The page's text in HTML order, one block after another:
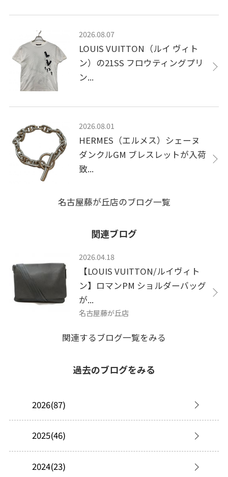
2026.08.07
LOUIS VUITTON（ルイ ヴィト
ン）の21SS フロウティングプリ
ン...
2026.08.01
HERMES（エルメス）シェーヌ
ダンクルGM ブレスレットが入荷
致...
名古屋藤が丘店のブログ一覧
関連ブログ
2026.04.18
【LOUIS VUITTON/ルイヴィト
ン】ロマンPM ショルダーバッグ
が...
名古屋藤が丘店
関連するブログ一覧をみる
過去のブログをみる
2026(87)
2025(46)
2024(23)